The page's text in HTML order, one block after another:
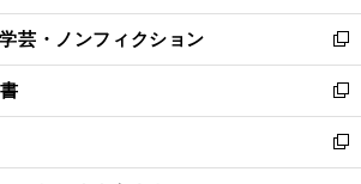
開
く
ウ
で
開
く
ン
ド
ウ
で
開
く
ウ
ィ
ン
ド
ウ
で
開
芸・ノンフィクション
新
し
い
ウ
ィ
ン
新
し
い
ウ
新
し